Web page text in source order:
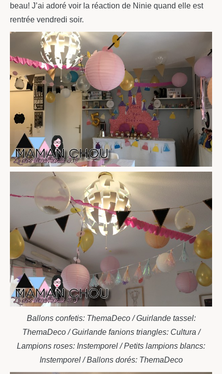
beau! J’ai adoré voir la réaction de Ninie quand elle est
rentrée vendredi soir.
Ballons confetis: ThemaDeco / Guirlande tassel:
ThemaDeco / Guirlande fanions triangles: Cultura /
Lampions roses: Instemporel / Petits lampions blancs:
Instemporel / Ballons dorés: ThemaDeco